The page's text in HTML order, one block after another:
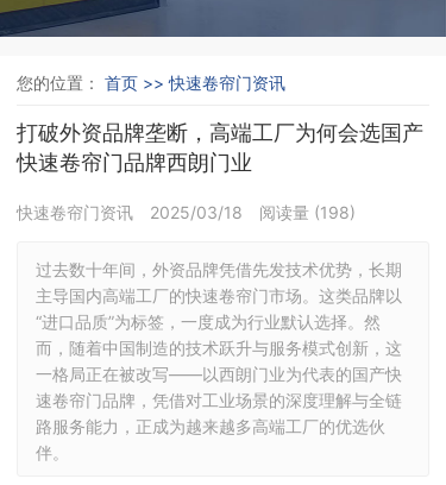
您的位置： 首页 >>快速卷帘门资讯
打破外资品牌垄断，高端工厂为何会选国产
快速卷帘门品牌西朗门业
快速卷帘门资讯 2025/03/18 阅读量 (198)
过去数十年间，外资品牌凭借先发技术优势，长期
主导国内高端工厂的快速卷帘门市场。这类品牌以
“进口品质”为标签，一度成为行业默认选择。然
而，随着中国制造的技术跃升与服务模式创新，这
一格局正在被改写——以‌西朗门业‌为代表的国产快
速卷帘门品牌，凭借对工业场景的深度理解与全链
路服务能力，正成为越来越多高端工厂的优选伙
伴。